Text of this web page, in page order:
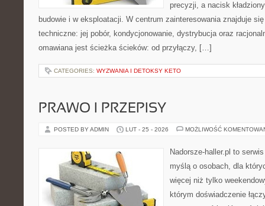
precyzji, a nacisk
budowie i w eksploatacji. W centrum zainteresowania znajduje
techniczne: jej pobór, kondycjonowanie, dystrybucja oraz
omawiana jest ścieżka ścieków: od przyłączy, […]
CATEGORIES: WYZWANIA I DETOKSY KETO
PRAWO I PRZEPISY
POSTED BY ADMIN LUT - 25 - 2026 MOŻLIWOŚĆ
Nadorsze-haller.pl to
myślą o osobach, dla
więcej niż tylko
którym doświadczenie